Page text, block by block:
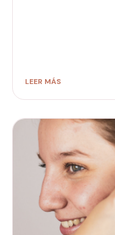
LEER MÁS